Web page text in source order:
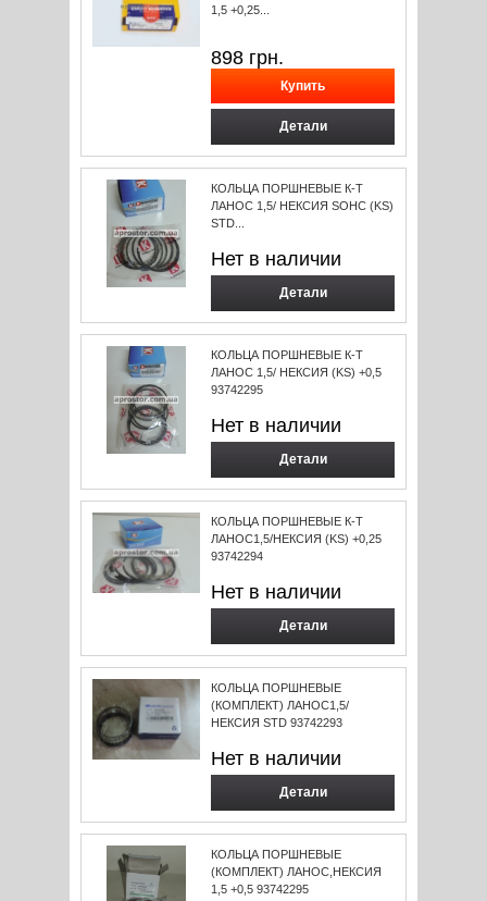
1,5 +0,25...
898 грн.
Детали
КОЛЬЦА ПОРШНЕВЫЕ К-Т
ЛАНОС 1,5/ НЕКСИЯ SOHC (KS)
STD...
Нет в наличии
Детали
КОЛЬЦА ПОРШНЕВЫЕ К-Т
ЛАНОС 1,5/ НЕКСИЯ (KS) +0,5
93742295
Нет в наличии
Детали
КОЛЬЦА ПОРШНЕВЫЕ К-Т
ЛАНОС1,5/НЕКСИЯ (KS) +0,25
93742294
Нет в наличии
Детали
КОЛЬЦА ПОРШНЕВЫЕ
(КОМПЛЕКТ) ЛАНОС1,5/
НЕКСИЯ STD 93742293
Нет в наличии
Детали
КОЛЬЦА ПОРШНЕВЫЕ
(КОМПЛЕКТ) ЛАНОС,НЕКСИЯ
1,5 +0,5 93742295